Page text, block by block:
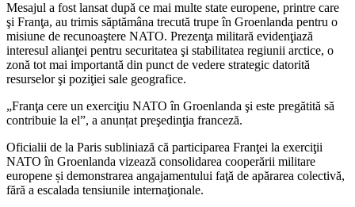
Mesajul a fost lansat după ce mai multe state europene, printre care
şi Franţa, au trimis săptămâna trecută trupe în Groenlanda pentru o
misiune de recunoaştere NATO. Prezenţa militară evidenţiază
interesul alianţei pentru securitatea şi stabilitatea regiunii arctice, o
zonă tot mai importantă din punct de vedere strategic datorită
resurselor şi poziţiei sale geografice.
„Franţa cere un exerciţiu NATO în Groenlanda şi este pregătită să
contribuie la el”, a anunțat preşedinţia franceză.
Oficialii de la Paris subliniază că participarea Franţei la exerciţii
NATO în Groenlanda vizează consolidarea cooperării militare
europene și demonstrarea angajamentului faţă de apărarea colectivă,
fără a escalada tensiunile internaţionale.